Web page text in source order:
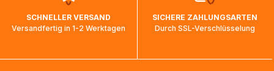
ankommen und von der dortigen Zustellorganisation weiter
bearbeitet werden.
Bitte kontaktieren Sie denKundenservicefalls Ihr Paket
SCHNELLER VERSAND
Versandfertig in 1-2 Werktagen
SICHERE ZAHLUNGSARTEN
Durch SSL-Verschlüsselung